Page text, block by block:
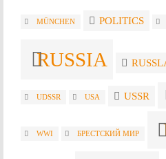
MÜNCHEN POLITICS
RUSSIA
UDSSR USA USSR
WWI БРЕСТСКИЙ МИР